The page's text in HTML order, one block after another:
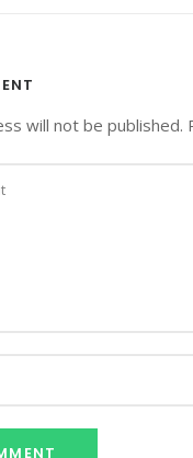
will not be published.